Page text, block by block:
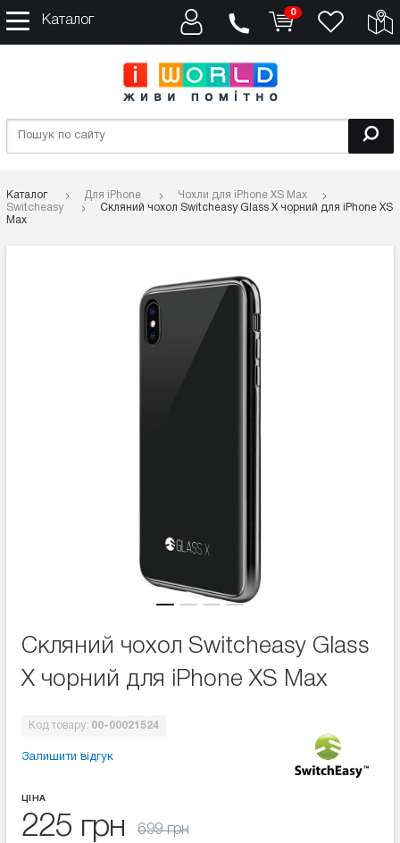
Каталог
0
Каталог Для iPhone
Чохли для iPhone XS Max
Switcheasy
Скляний чохол Switcheasy Glass X чорний для iPhone XS
Max
Скляний чохол Switcheasy Glass
X чорний для iPhone XS Max
Код товару: 00-00021524
Залишити відгук
ЦІНА
225 грн 699 грн